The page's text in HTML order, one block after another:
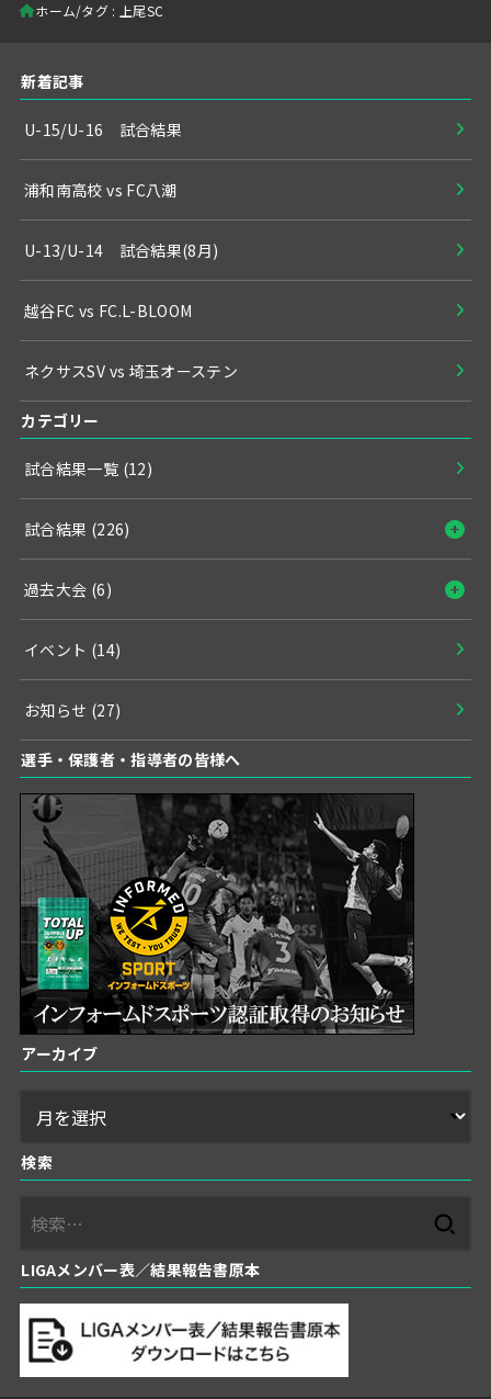
ホーム タグ : 上尾SC
新着記事
U-15/U-16 試合結果
浦和南高校 vs FC八潮
U-13/U-14 試合結果(8月)
越谷FC vs FC.L-BLOOM
ネクサスSV vs 埼玉オーステン
カテゴリー
試合結果一覧 (12)
試合結果 (226)
過去大会 (6)
イベント (14)
お知らせ (27)
選手・保護者・指導者の皆様へ
アーカイブ
検索
LIGAメンバー表／結果報告書原本